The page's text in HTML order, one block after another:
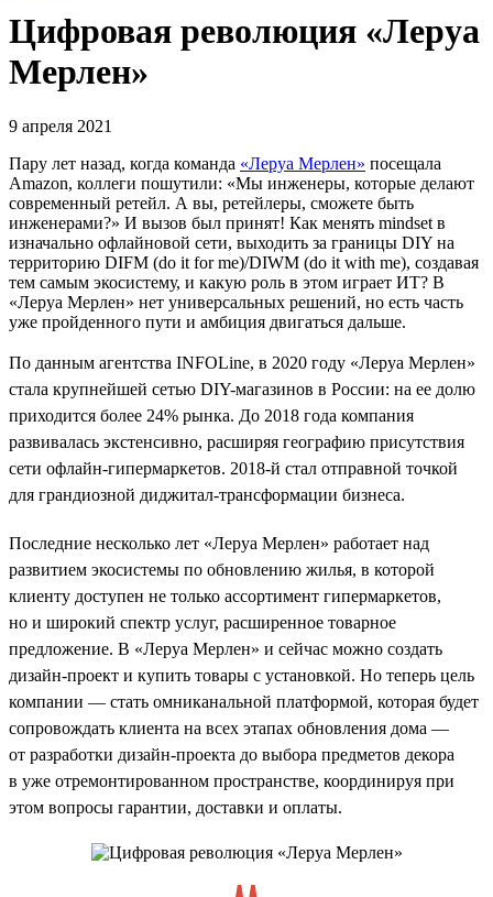
Цифровая революция «Леруа
Мерлен»
9 апреля 2021
Пару лет назад, когда команда «Леруа Мерлен» посещала
Amazon, коллеги пошутили: «Мы инженеры, которые делают
современный ретейл. А вы, ретейлеры, сможете быть
инженерами?» И вызов был принят! Как менять mindset в
изначально офлайновой сети, выходить за границы DIY на
территорию DIFM (do it for me)/DIWM (do it with me), создавая
тем самым экосистему, и какую роль в этом играет ИТ? В
«Леруа Мерлен» нет универсальных решений, но есть часть
уже пройденного пути и амбиция двигаться дальше.
По данным агентства INFOLine, в 2020 году «Леруа Мерлен»
стала крупнейшей сетью DIY-магазинов в России: на ее долю
приходится более 24% рынка. До 2018 года компания
развивалась экстенсивно, расширяя географию присутствия
сети офлайн-гипермаркетов. 2018-й стал отправной точкой
для грандиозной диджитал-трансформации бизнеса.
Последние несколько лет «Леруа Мерлен» работает над
развитием экосистемы по обновлению жилья, в которой
клиенту доступен не только ассортимент гипермаркетов,
но и широкий спектр услуг, расширенное товарное
предложение. В «Леруа Мерлен» и сейчас можно создать
дизайн-проект и купить товары с установкой. Но теперь цель
компании — стать омниканальной платформой, которая будет
сопровождать клиента на всех этапах обновления дома —
от разработки дизайн-проекта до выбора предметов декора
в уже отремонтированном пространстве, координируя при
этом вопросы гарантии, доставки и оплаты.